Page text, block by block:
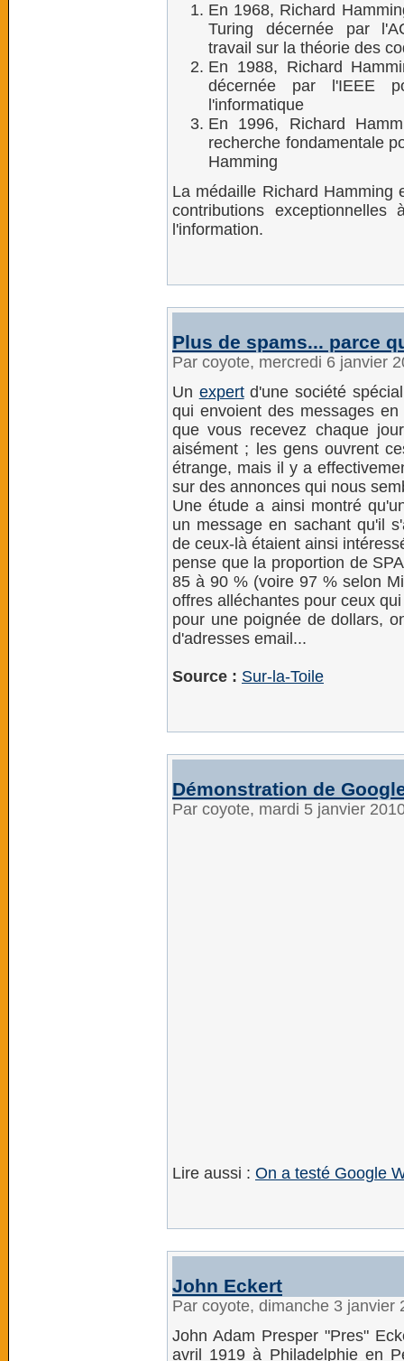
En 1968, Richard
Turing décernée par
travail sur la théorie des
En 1988, Richard
décernée par l'IEEE
l'informatique
En 1996, Richard
recherche fondamentale
Hamming
La médaille Richard Hamming
contributions
l'information.
Plus de spams... parce
Par coyote, mercredi 6 janvier
Un expertd'une société
qui envoient des messages
que vous recevez chaque
aisément ; les gens ouvrent
étrange, mais il y a
sur des annonces qui nous
Une étude a ainsi montré
un message en sachant qu'il
de ceux-là étaient ainsi
pense que la proportion de
85 à 90 % (voire 97 % selon
offres alléchantes pour ceux
pour une poignée de dollars,
d'adresses email...
Source : Sur-la-Toile
Démonstration de
Par coyote, mardi 5 janvier
Lire aussi : On a testé Google
John Eckert
Par coyote, dimanche 3 janvier
John Adam Presper "Pres"
avril 1919 à Philadelphie en